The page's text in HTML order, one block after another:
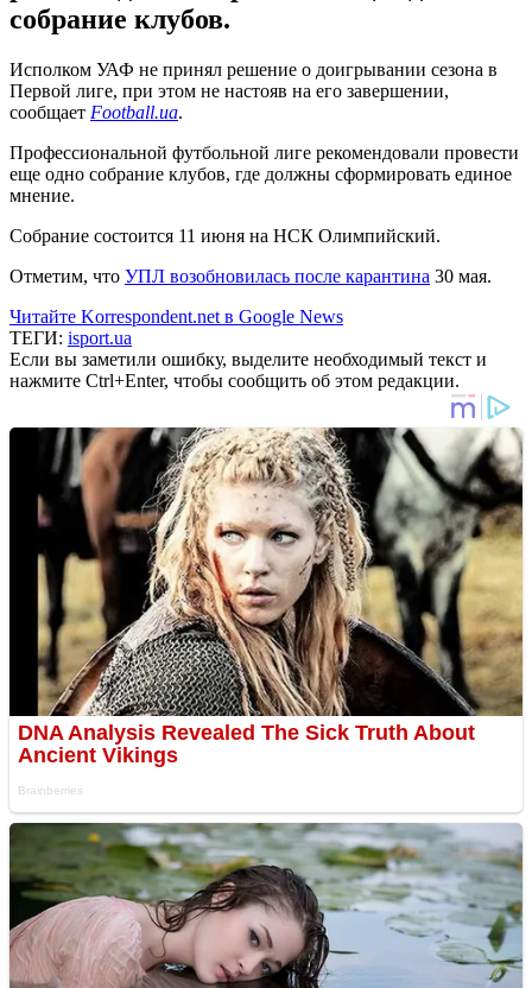
собрание клубов.
Исполком УАФ не принял решение о доигрывании сезона в
Первой лиге, при этом не настояв на его завершении,
сообщает Football.ua.
Профессиональной футбольной лиге рекомендовали провести
еще одно собрание клубов, где должны сформировать единое
мнение.
Собрание состоится 11 июня на НСК Олимпийский.
Отметим, что УПЛ возобновилась после карантина 30 мая.
Читайте Korrespondent.net в Google News
ТЕГИ: isport.ua
Если вы заметили ошибку, выделите необходимый текст и
нажмите Ctrl+Enter, чтобы сообщить об этом редакции.